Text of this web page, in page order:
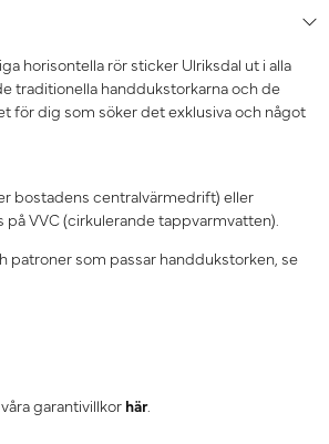
horisontella rör sticker Ulriksdal ut i alla
traditionella handdukstorkarna och de
för dig som söker det exklusiva och något
bostadens centralvärmedrift) eller
VVC (cirkulerande tappvarmvatten).
patroner som passar handdukstorken, se
garantivillkor här.